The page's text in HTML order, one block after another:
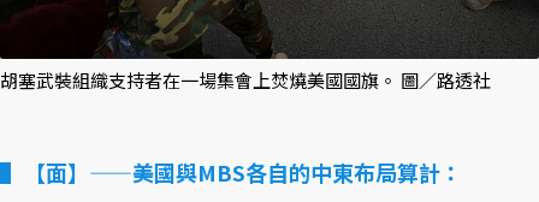
胡塞武裝組織支持者在一場集會上焚燒美國國旗。 圖／路透社
【面】——美國與MBS各自的中東布局算計：